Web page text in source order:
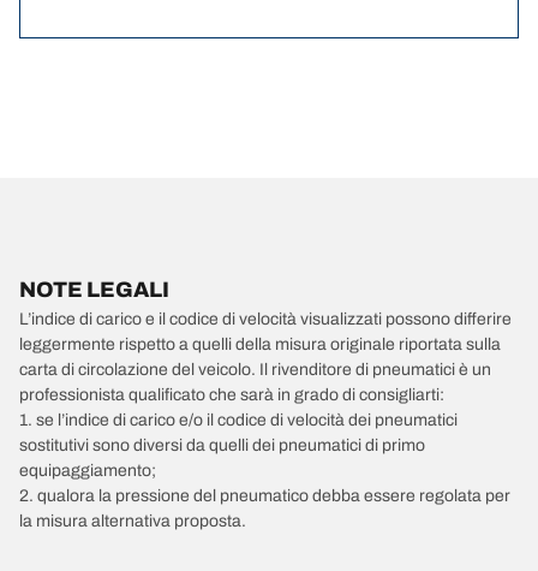
NOTE LEGALI
L’indice di carico e il codice di velocità visualizzati possono differire
leggermente rispetto a quelli della misura originale riportata sulla
carta di circolazione del veicolo. Il rivenditore di pneumatici è un
professionista qualificato che sarà in grado di consigliarti:
1. se l’indice di carico e/o il codice di velocità dei pneumatici
sostitutivi sono diversi da quelli dei pneumatici di primo
equipaggiamento;
2. qualora la pressione del pneumatico debba essere regolata per
la misura alternativa proposta.